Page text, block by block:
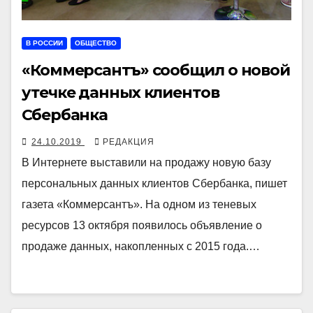
В РОССИИ ОБЩЕСТВО
«Коммерсантъ» сообщил о новой
утечке данных клиентов
Сбербанка
24.10.2019 РЕДАКЦИЯ
В Интернете выставили на продажу новую базу
персональных данных клиентов Сбербанка, пишет
газета «Коммерсантъ». На одном из теневых
ресурсов 13 октября появилось объявление о
продаже данных, накопленных с 2015 года.…